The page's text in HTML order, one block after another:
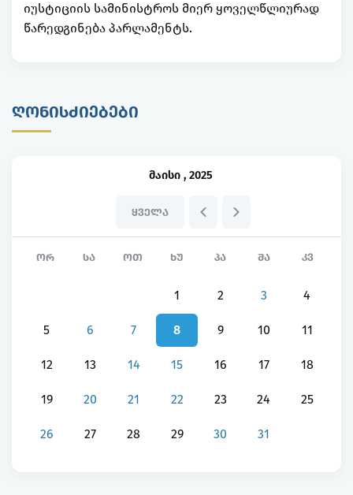
იუსტიციის სამინისტროს მიერ ყოველწლიურად
წარედგინება პარლამენტს.
ᲦᲝᲜᲘᲡᲫᲘᲔᲑᲔᲑᲘ
მაისი, 2025
ᲧᲕᲔᲚᲐ
ᲝᲠ ᲡᲐ ᲝᲗ ᲮᲣ ᲞᲐ ᲨᲐ ᲙᲕ
1 2 3 4
5 6 7 8 9 10 11
12 13 14 15 16 17 18
19 20 21 22 23 24 25
26 27 28 29 30 31